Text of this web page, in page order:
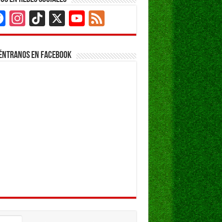
Facebook
Instagram
TikTok
X YouTube
Channel
Feed
en Facebook